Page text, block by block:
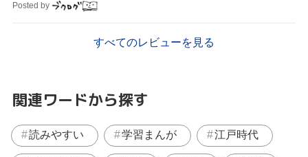
Posted by
すべてのレビューを見る
関連ワードから探す
読みやすい 学習まんが 江戸時代